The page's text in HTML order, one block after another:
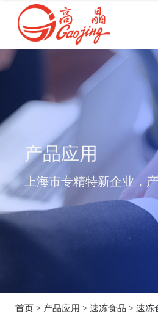
产品应用
上海市专精特新企业，
首页 > 产品应用 > 速冻食品 > 速冻